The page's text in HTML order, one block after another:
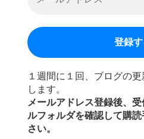
１週間に１回、ブログの
します。
メールアドレス登録後、
ルフォルダを確認して購
さい。